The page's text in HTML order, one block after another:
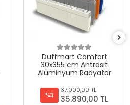
Duffmart Comfort
30x355 cm Antrasit
Alüminyum Radyatör
%3
37.000,00 TL
35.890,00 TL